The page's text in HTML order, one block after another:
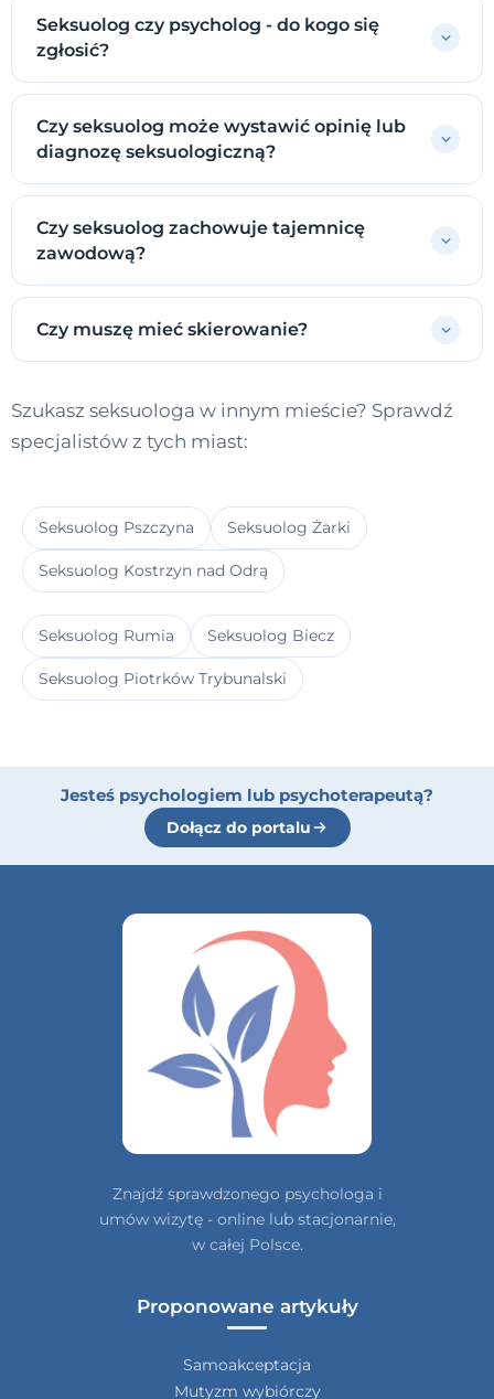
Seksuolog czy psycholog - do kogo się
zgłosić?
Czy seksuolog może wystawić opinię lub
diagnozę seksuologiczną?
Czy seksuolog zachowuje tajemnicę
zawodową?
Czy muszę mieć skierowanie?
Szukasz seksuologa w innym mieście? Sprawdź
specjalistów z tych miast:
Seksuolog Pszczyna Seksuolog Żarki
Seksuolog Kostrzyn nad Odrą
Seksuolog Rumia Seksuolog Biecz
Seksuolog Piotrków Trybunalski
Jesteś psychologiem lub psychoterapeutą?
Dołącz do portalu
Znajdź sprawdzonego psychologa i
umów wizytę - online lub stacjonarnie,
w całej Polsce.
Proponowane artykuły
Samoakceptacja
Mutyzm wybiórczy